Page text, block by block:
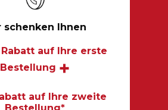
schenken Ihnen
Rabatt auf Ihre erste
Bestellung +
auf Ihre zweite